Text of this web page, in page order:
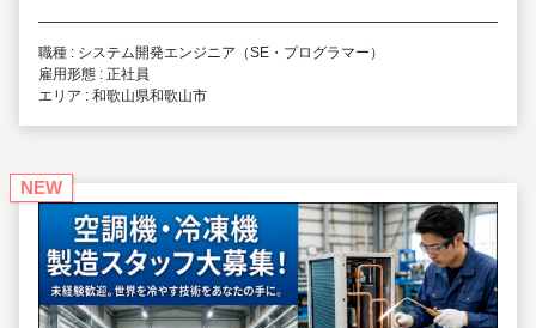
職種 : システム開発エンジニア（SE・プログラマー）
雇用形態 : 正社員
エリア : 和歌山県和歌山市
NEW